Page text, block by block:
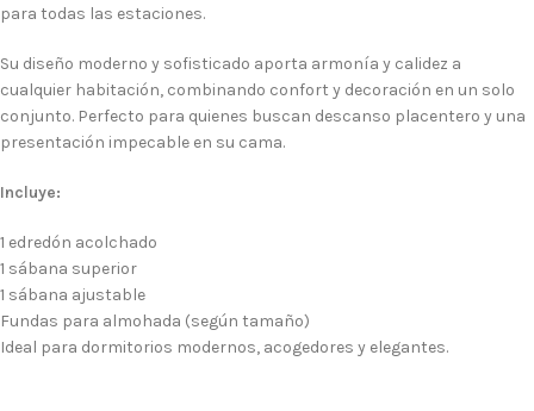
para todas las estaciones.
Su diseño moderno y sofisticado aporta armonía y calidez a
cualquier habitación, combinando confort y decoración en un solo
conjunto. Perfecto para quienes buscan descanso placentero y una
presentación impecable en su cama.
Incluye:
1 edredón acolchado
1 sábana superior
1 sábana ajustable
Fundas para almohada (según tamaño)
Ideal para dormitorios modernos, acogedores y elegantes.